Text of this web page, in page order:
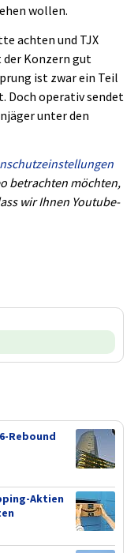
wollen.
achten und TJX
Konzern gut
ist zwar ein Teil
Doch operativ sendet
unter den
betrachten möchten,
wir Ihnen Youtube-
Rebound
Aktien